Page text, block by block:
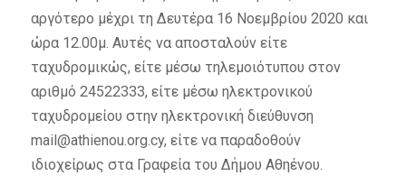
αργότερο μέχρι τη Δευτέρα 16 Νοεμβρίου 2020 και
ώρα 12.00μ. Αυτές να αποσταλούν είτε
ταχυδρομικώς, είτε μέσω τηλεμοιότυπου στον
αριθμό 24522333, είτε μέσω ηλεκτρονικού
ταχυδρομείου στην ηλεκτρονική διεύθυνση
mail@athienou.org.cy, είτε να παραδοθούν
ιδιοχείρως στα Γραφεία του Δήμου Αθηένου.